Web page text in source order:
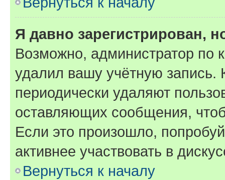
Я давно зарегистрирован,
Возможно, администратор по
удалил вашу учётную запись.
периодически удаляют
оставляющих сообщения,
Если это произошло,
активнее участвовать в
Вернуться к началу